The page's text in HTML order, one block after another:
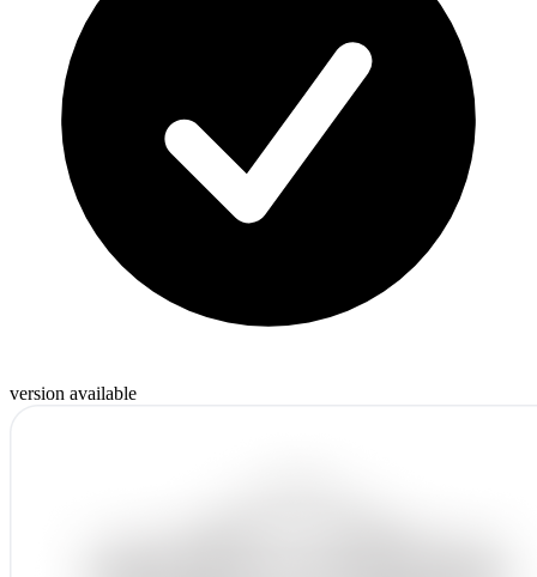
version available